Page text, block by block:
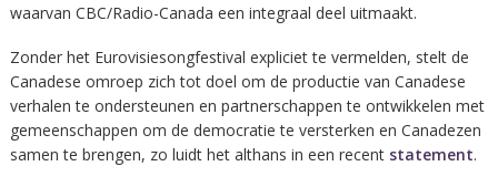
waarvan CBC/Radio-Canada een integraal deel uitmaakt.
Zonder het Eurovisiesongfestival expliciet te vermelden, stelt de
Canadese omroep zich tot doel om de productie van Canadese
verhalen te ondersteunen en partnerschappen te ontwikkelen met
gemeenschappen om de democratie te versterken en Canadezen
samen te brengen, zo luidt het althans in een recent statement.